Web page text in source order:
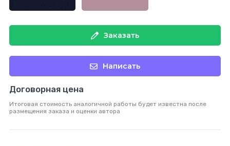
Заказать
Написать
Договорная цена
Итоговая стоимость аналогичной работы будет известна после
размещения заказа и оценки автора